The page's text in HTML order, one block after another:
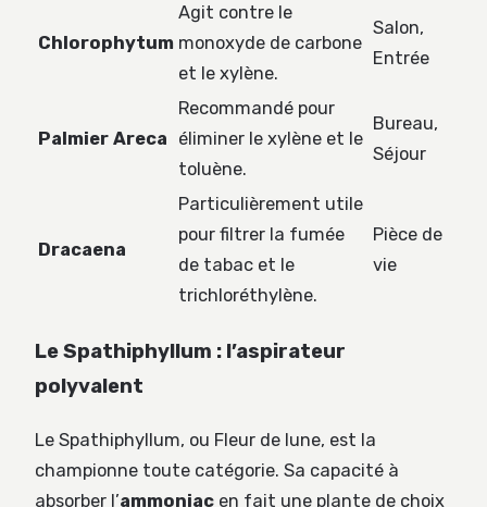
Chlorophytum
Agit contre le
monoxyde de carbone
et le xylène.
Salon,
Entrée
Palmier Areca
Recommandé pour
éliminer le xylène et le
toluène.
Bureau,
Séjour
Dracaena
Particulièrement utile
pour filtrer la fumée
de tabac et le
trichloréthylène.
Pièce de
vie
Le Spathiphyllum : l’aspirateur
polyvalent
Le Spathiphyllum, ou Fleur de lune, est la
championne toute catégorie. Sa capacité à
absorber l’ammoniac en fait une plante de choix